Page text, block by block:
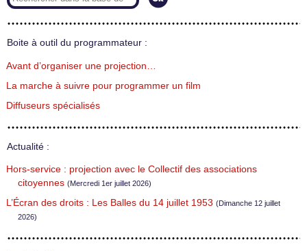
Boite à outil du programmateur :
Avant d’organiser une projection…
La marche à suivre pour programmer un film
Diffuseurs spécialisés
Actualité :
Hors-service : projection avec le Collectif des associations
citoyennes (Mercredi 1er juillet 2026)
L’Écran des droits : Les Balles du 14 juillet 1953 (Dimanche 12 juillet
2026)